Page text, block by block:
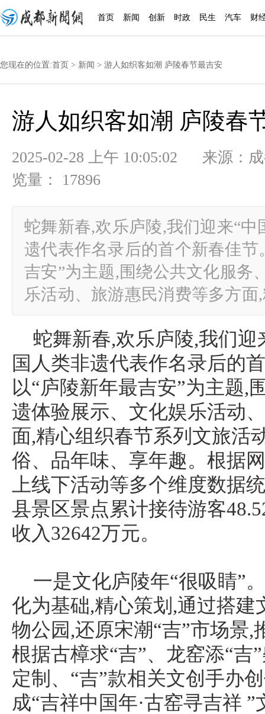
首页 新闻 创新 时政 民生 汽车 财
您现在的位置:首页 > 新闻 > 游人如织客如潮 庐陵春节最吉安
游人如织客如潮 庐陵春
2025-02-28 上午 10:05:02 来源
览量： 17896
蛇舞新春,欢乐庐陵,我们迎来“
遗代表作名录后的首个新春佳节
吉安”为主题,围绕公共文化服务
乐活动、旅游惠民消费等多方
蛇舞新春,欢乐庐陵,我们迎
国人类非遗代表作名录后的
以“庐陵新年最吉安”为主题,
遗体验展示、文化娱乐活动
面,精心组织春节系列文旅活
俗、品年味、享年趣。根据
上线下活动等多个维度数据
县景区景点累计接待游客
收入32642万元。
一是文化庐陵年“很吸睛”
化为基础,精心策划,通过搭建
物公园,还原宋潮“吉”市场景,
根据古樟求“吉”、龙窑添“吉
定制、“吉”款相关文创手办
成“吉祥中国年·古窑寻吉祥